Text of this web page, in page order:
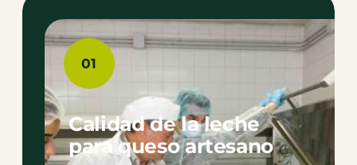
01
Calidad de la leche
para queso artesano